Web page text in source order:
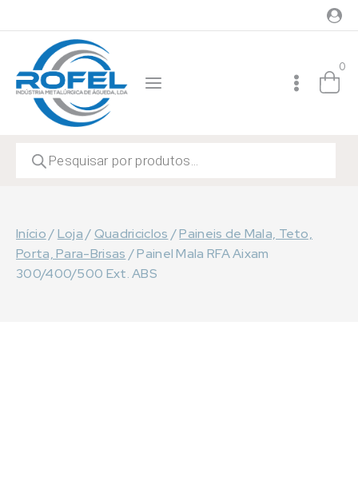
to
content
0
search
Início/Loja /Quadriciclos /Paineis de Mala, Teto,
Porta, Para-Brisas /Painel Mala RFA Aixam
300/400/500 Ext. ABS